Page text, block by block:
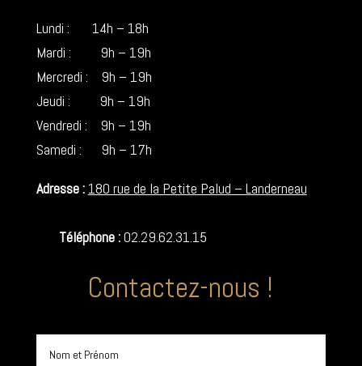
Lundi : 14h – 18h
Mardi : 9h – 19h
Mercredi : 9h – 19h
Jeudi : 9h – 19h
Vendredi : 9h – 19h
Samedi : 9h – 17h
Adresse : 180 rue de la Petite Palud – Landerneau
Téléphone :02.29.62.31.15
Contactez-nous !